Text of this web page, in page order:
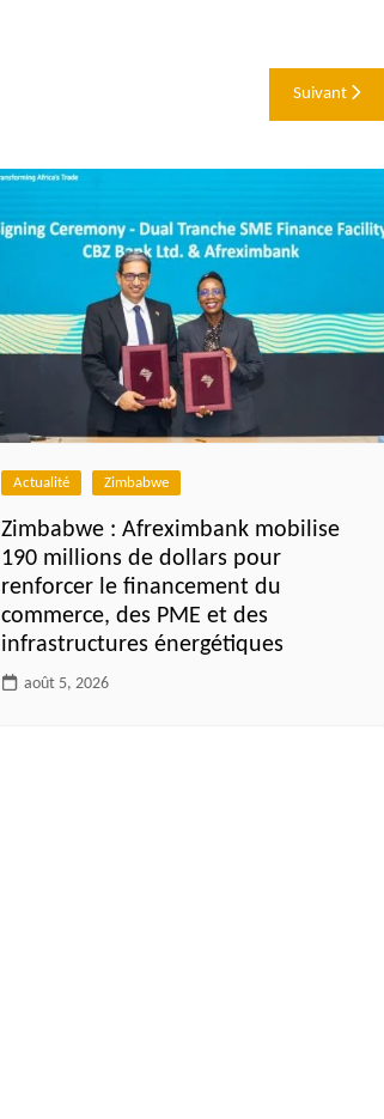
Suivant
Actualité Zimbabwe
Zimbabwe : Afreximbank mobilise
190 millions de dollars pour
renforcer le financement du
commerce, des PME et des
infrastructures énergétiques
août 5, 2026